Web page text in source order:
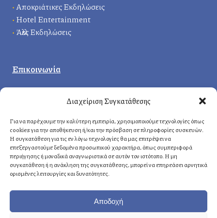
Διαχείριση Συγκατάθεσης
Για να παρέχουμε την καλύτερη εμπειρία, χρησιμοποιούμε τεχνολογίες όπως
cookies για την αποθήκευση ή/και την πρόσβαση σε πληροφορίες συσκευών.
Η συγκατάθεση για τις εν λόγω τεχνολογίες θα μας επιτρέψει να
επεξεργαστούμε δεδομένα προσωπικού χαρακτήρα, όπως συμπεριφορά
περιήγησης ή μοναδικά αναγνωριστικά σε αυτόν τον ιστότοπο. Η μη
συγκατάθεση ή η ανάκληση της συγκατάθεσης, μπορεί να επηρεάσει αρνητικά
ορισμένες λειτουργίες και δυνατότητες.
Αποδοχή
•Αποκριάτικες Εκδηλώσεις
• Hotel Entertainment
• Άλλες Εκδηλώσεις
Επικοινωνία
Δερβενακίων 1, 14121 Ηράκλειο
Αττική, Ελλάδα
Αθήνα: +30 210 8814876
Κρήτη: +30 2810 258703
: info@fasoulides.gr